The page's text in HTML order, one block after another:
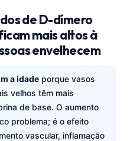
de D-dímero
mais altos à
envelhecem
a idade porque vasos
velhos têm mais
de base. O aumento
problema; é o efeito
vascular, inflamação